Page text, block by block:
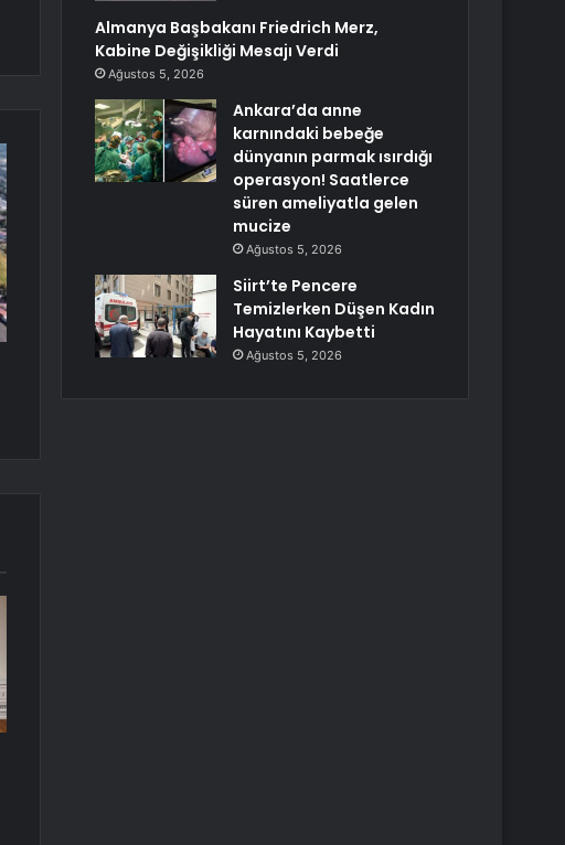
Almanya Başbakanı Friedrich Merz,
Kabine Değişikliği Mesajı Verdi
Ağustos 5, 2026
Ankara’da anne
karnındaki bebeğe
dünyanın parmak ısırdığı
operasyon! Saatlerce
süren ameliyatla gelen
mucize
Ağustos 5, 2026
Siirt’te Pencere
Temizlerken Düşen Kadın
Hayatını Kaybetti
Ağustos 5, 2026